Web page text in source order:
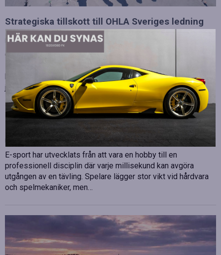
Strategiska tillskott till OHLA Sveriges ledning
Publiceradjuli 10, 2026
OHLA Sverige stärker sin ledningsgrupp genom att anställa
Malin Bergman som HR-chef och María Vazquez som
biträdande ekonomichef. Båda började sina nya tjänster den 1
juni 2026 och kommer att…
Betydelsen av snabb internetanslutning för e-
sport
E-sport har utvecklats från att vara en hobby till en
professionell disciplin där varje millisekund kan avgöra
utgången av en tävling. Spelare lägger stor vikt vid hårdvara
och spelmekaniker, men…